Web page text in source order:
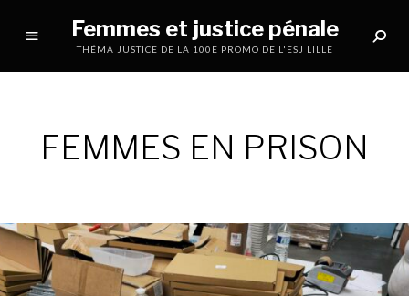
Femmes et justice pénale
THÉMA JUSTICE DE LA 100E PROMO DE L'ESJ LILLE
FEMMES EN PRISON